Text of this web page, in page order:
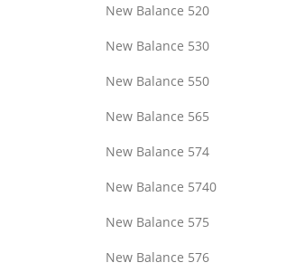
New Balance 520
New Balance 530
New Balance 550
New Balance 565
New Balance 574
New Balance 5740
New Balance 575
New Balance 576